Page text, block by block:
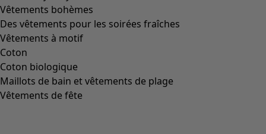
Vêtements bohèmes
Des vêtements pour les soirées fraîches
Vêtements à motif
Coton
Coton biologique
Maillots de bain et vêtements de plage
Vêtements de fête